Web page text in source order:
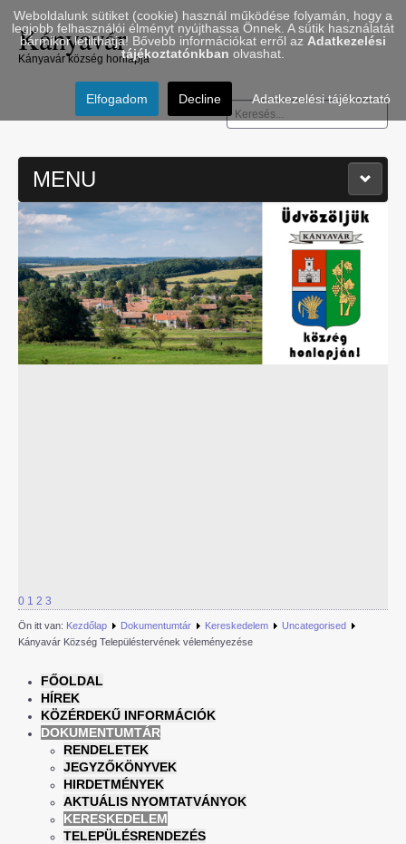
Kányavár
Kányavár község honlapja
Keresés...
MENU
0 1 2 3
Ön itt van: Kezdőlap Dokumentumtár Kereskedelem
Uncategorised
Kányavár Község Településtervének véleményezése
FŐOLDAL
HÍREK
KÖZÉRDEKŰ INFORMÁCIÓK
DOKUMENTUMTÁR
RENDELETEK
JEGYZŐKÖNYVEK
HIRDETMÉNYEK
AKTUÁLIS NYOMTATVÁNYOK
KERESKEDELEM
TELEPÜLÉSRENDEZÉS
Weboldalunk sütiket (cookie) használ működése folyamán, hogy a
legjobb felhasználói élményt nyújthassa Önnek. A sütik használatát
bármikor letilthatja! Bővebb információkat erről az Adatkezelési
tájékoztatónkban olvashat.
Elfogadom Decline Adatkezelési tájékoztató